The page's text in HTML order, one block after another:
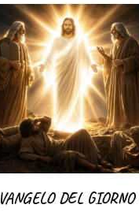
VANGELO DEL GIORNO